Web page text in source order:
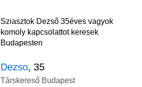
Sziasztok Dezső 35éves vagyok
komoly kapcsolattot keresek
Budapesten
Dezso, 35
Társkereső Budapest